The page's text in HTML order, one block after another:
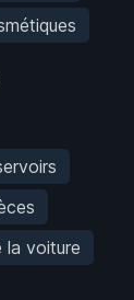
la voiture